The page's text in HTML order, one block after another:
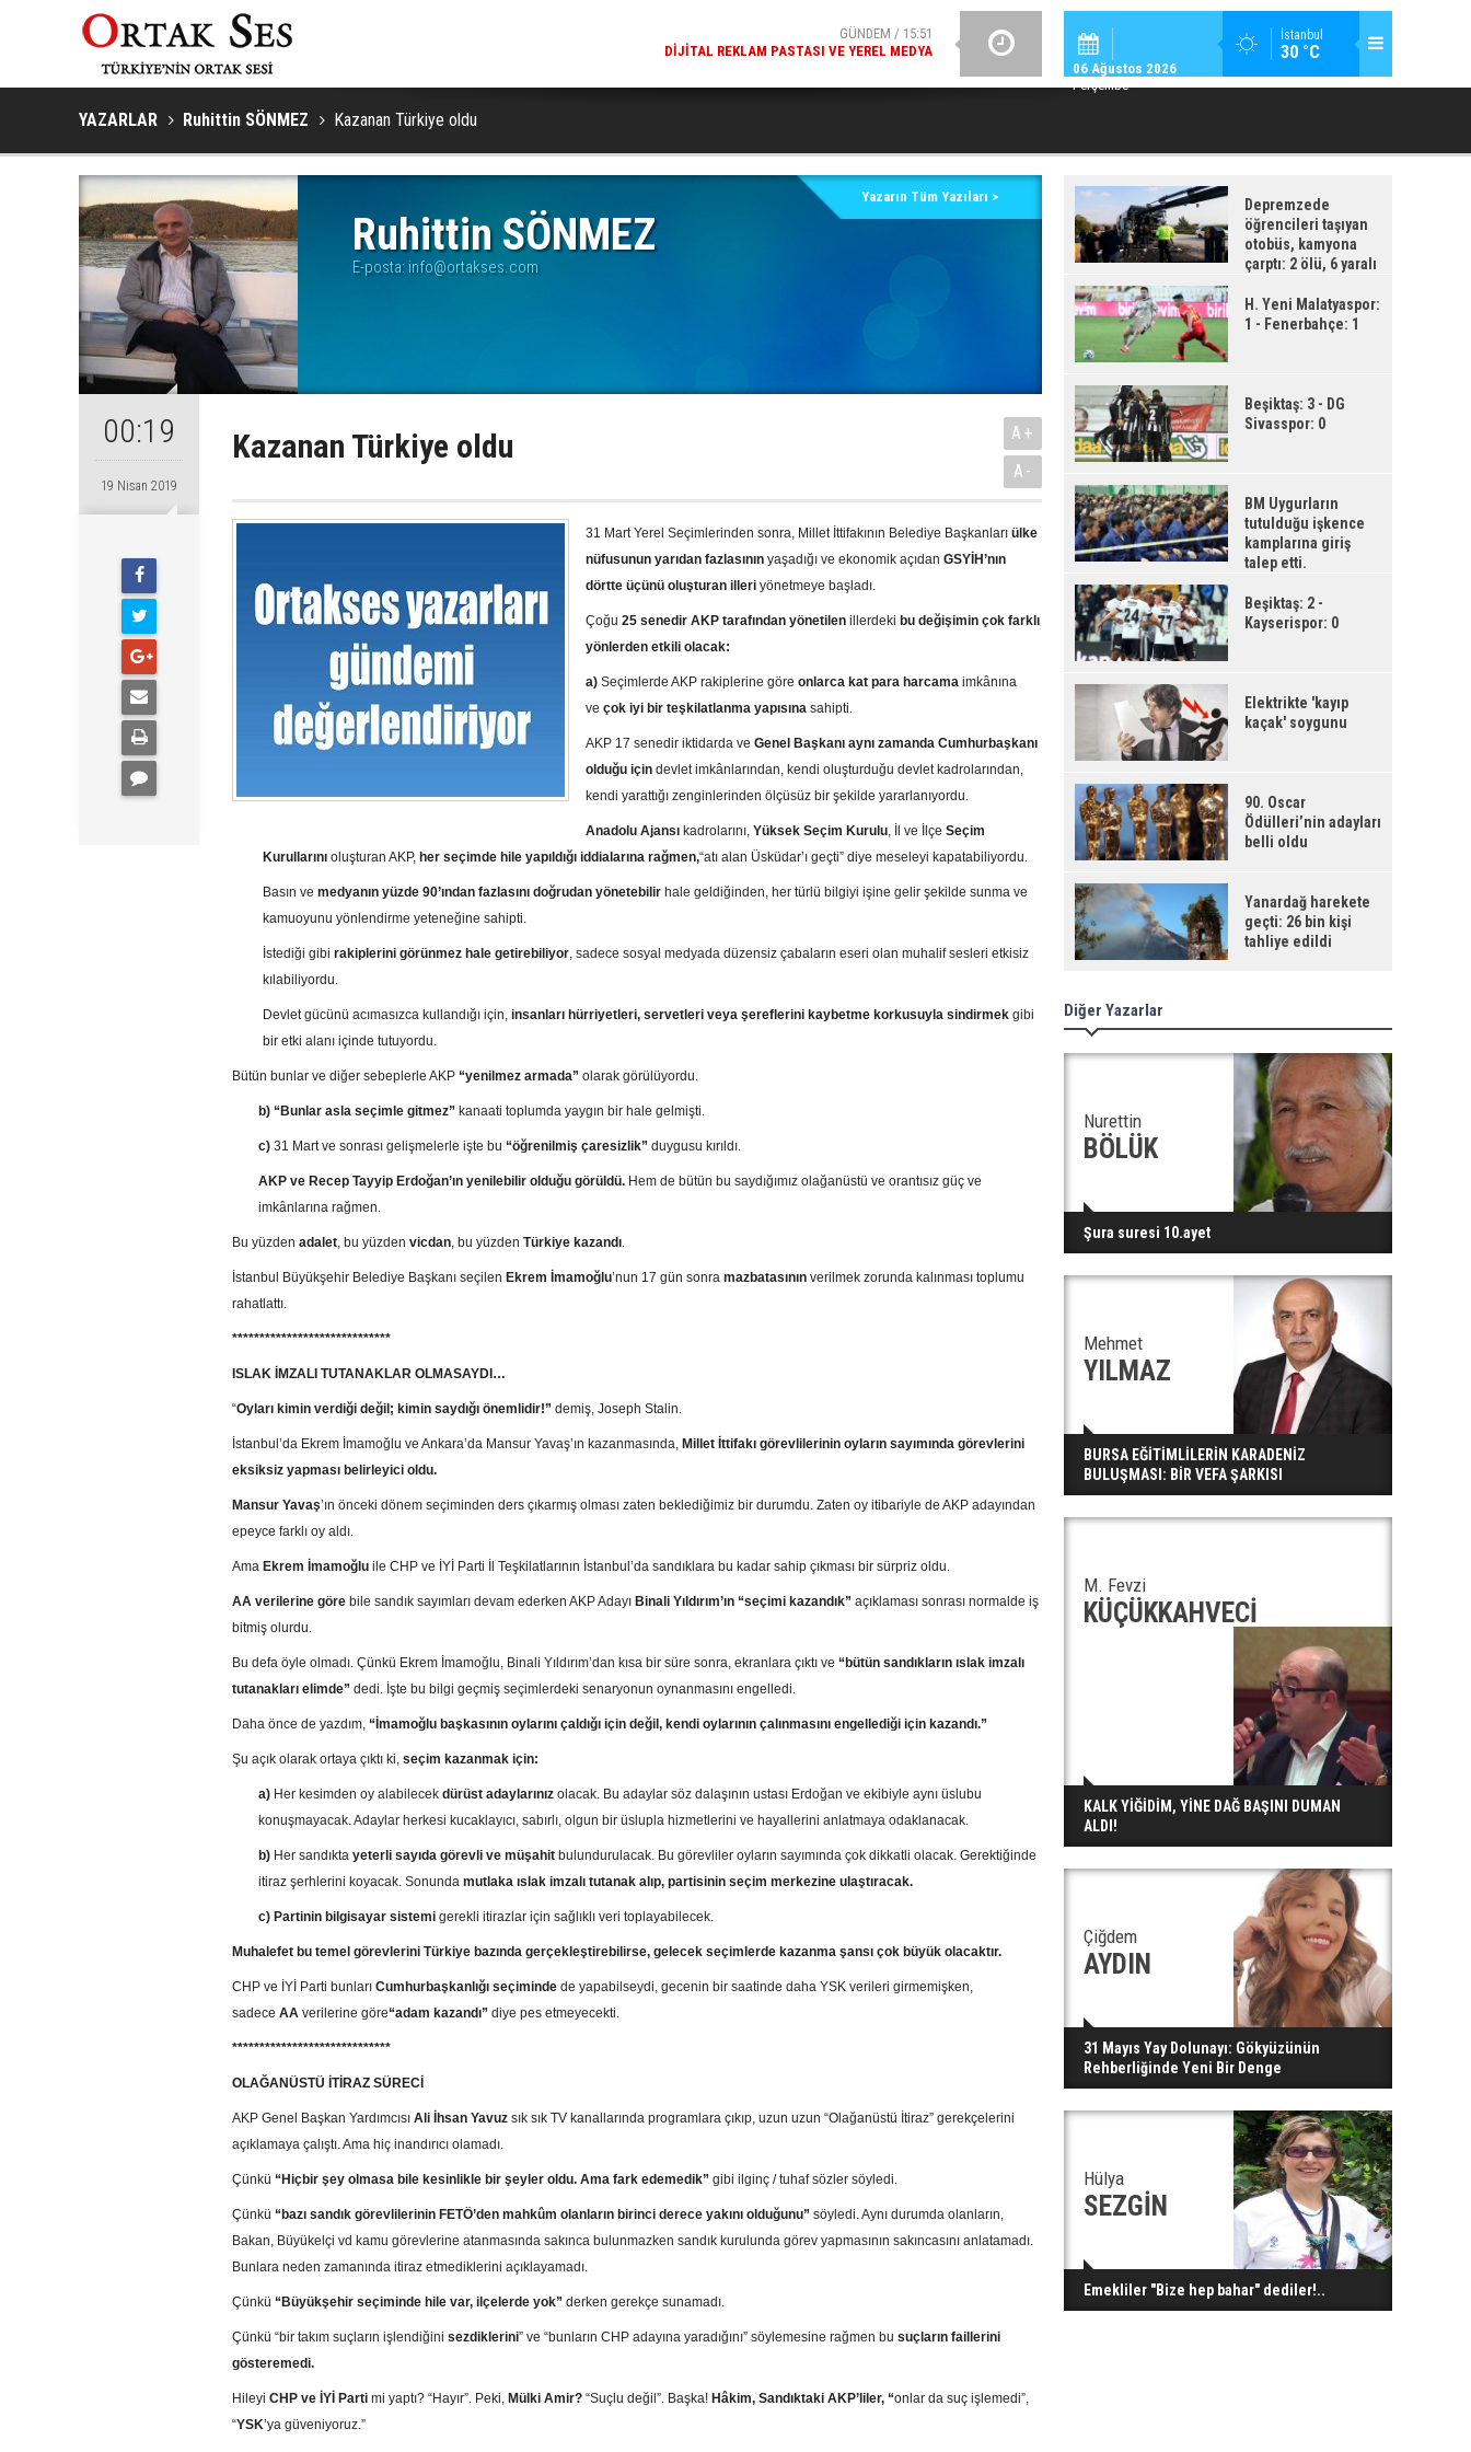
İstanbul
30 °C
06 Ağustos 2026
Perşembe
GENÇLERBIRLIĞI SPOR KULÜBÜNDEN AÇIKLAMA GELDI
YAD’DAN YENIDEN ALEVLENEN “ÇÖZÜM SÜRECI”NE ÇOK SERT
YAZARLAR Ruhittin SÖNMEZ Kazanan Türkiye oldu
Ruhittin SÖNMEZ
E-posta: info@ortakses.com
Yazarın Tüm Yazıları >
00:19
19 Nisan 2019
Kazanan Türkiye oldu
A+
A-
31 Mart Yerel Seçimlerinden sonra, Millet İttifakının Belediye Başkanları ülke
nüfusunun yarıdan fazlasının yaşadığı ve ekonomik açıdan GSYİH’nın
dörtte üçünü oluşturan illeri yönetmeye başladı.
Çoğu 25 senedir AKP tarafından yönetilen illerdeki bu değişimin çok farklı
yönlerden etkili olacak:
a) Seçimlerde AKP rakiplerine göre onlarca kat para harcama imkânına
ve çok iyi bir teşkilatlanma yapısına sahipti.
AKP 17 senedir iktidarda ve Genel Başkanı aynı zamanda Cumhurbaşkanı
olduğu için devlet imkânlarından, kendi oluşturduğu devlet kadrolarından,
kendi yarattığı zenginlerinden ölçüsüz bir şekilde yararlanıyordu.
Anadolu Ajansı kadrolarını, Yüksek Seçim Kurulu, İl ve İlçe Seçim
Kurullarını oluşturan AKP, her seçimde hile yapıldığı iddialarına rağmen,“atı alan Üsküdar’ı geçti” diye meseleyi kapatabiliyordu.
Basın vemedyanın yüzde 90’ından fazlasını doğrudan yönetebilir hale geldiğinden, her türlü bilgiyi işine gelir şekilde sunma ve
kamuoyunu yönlendirme yeteneğine sahipti.
İstediği gibirakiplerini görünmez hale getirebiliyor, sadece sosyal medyada düzensiz çabaların eseri olan muhalif sesleri etkisiz
kılabiliyordu.
Devlet gücünü acımasızca kullandığı için,insanları hürriyetleri, servetleri veya şereflerini kaybetme korkusuyla sindirmek gibi
bir etki alanı içinde tutuyordu.
Bütün bunlar ve diğer sebeplerle AKP “yenilmez armada” olarak görülüyordu.
b) “Bunlar asla seçimle gitmez” kanaati toplumda yaygın bir hale gelmişti.
c) 31 Mart ve sonrası gelişmelerle işte bu “öğrenilmiş çaresizlik” duygusu kırıldı.
AKP ve Recep Tayyip Erdoğan’ın yenilebilir olduğu görüldü. Hem de bütün bu saydığımız olağanüstü ve orantısız güç ve
imkânlarına rağmen.
Bu yüzden adalet, bu yüzden vicdan, bu yüzden Türkiye kazandı.
İstanbul Büyükşehir Belediye Başkanı seçilen Ekrem İmamoğlu’nun 17 gün sonra mazbatasının verilmek zorunda kalınması toplumu
rahatlattı.
*****************************
ISLAK İMZALI TUTANAKLAR OLMASAYDI…
“Oyları kimin verdiği değil; kimin saydığı önemlidir!” demiş, Joseph Stalin.
İstanbul’da Ekrem İmamoğlu ve Ankara’da Mansur Yavaş’ın kazanmasında, Millet İttifakı görevlilerinin oyların sayımında görevlerini
eksiksiz yapması belirleyici oldu.
Mansur Yavaş’ın önceki dönem seçiminden ders çıkarmış olması zaten beklediğimiz bir durumdu. Zaten oy itibariyle de AKP adayından
epeyce farklı oy aldı.
Ama Ekrem İmamoğlu ile CHP ve İYİ Parti İl Teşkilatlarının İstanbul’da sandıklara bu kadar sahip çıkması bir sürpriz oldu.
AA verilerine göre bile sandık sayımları devam ederken AKP Adayı Binali Yıldırım’ın “seçimi kazandık” açıklaması sonrası normalde iş
bitmiş olurdu.
Bu defa öyle olmadı. Çünkü Ekrem İmamoğlu, Binali Yıldırım’dan kısa bir süre sonra, ekranlara çıktı ve “bütün sandıkların ıslak imzalı
tutanakları elimde” dedi. İşte bu bilgi geçmiş seçimlerdeki senaryonun oynanmasını engelledi.
Daha önce de yazdım, “İmamoğlu başkasının oylarını çaldığı için değil, kendi oylarının çalınmasını engellediği için kazandı.”
Şu açık olarak ortaya çıktı ki, seçim kazanmak için:
a) Her kesimden oy alabilecek dürüst adaylarınız olacak. Bu adaylar söz dalaşının ustası Erdoğan ve ekibiyle aynı üslubu
konuşmayacak. Adaylar herkesi kucaklayıcı, sabırlı, olgun bir üslupla hizmetlerini ve hayallerini anlatmaya odaklanacak.
b) Her sandıkta yeterli sayıda görevli ve müşahit bulundurulacak. Bu görevliler oyların sayımında çok dikkatli olacak. Gerektiğinde
itiraz şerhlerini koyacak. Sonunda mutlaka ıslak imzalı tutanak alıp, partisinin seçim merkezine ulaştıracak.
c) Partinin bilgisayar sistemi gerekli itirazlar için sağlıklı veri toplayabilecek.
Muhalefet bu temel görevlerini Türkiye bazında gerçekleştirebilirse, gelecek seçimlerde kazanma şansı çok büyük olacaktır.
CHP ve İYİ Parti bunları Cumhurbaşkanlığı seçiminde de yapabilseydi, gecenin bir saatinde daha YSK verileri girmemişken,
sadece AA verilerine göre“adam kazandı” diye pes etmeyecekti.
*****************************
OLAĞANÜSTÜ İTİRAZ SÜRECİ
AKP Genel Başkan Yardımcısı Ali İhsan Yavuz sık sık TV kanallarında programlara çıkıp, uzun uzun “Olağanüstü İtiraz” gerekçelerini
açıklamaya çalıştı. Ama hiç inandırıcı olamadı.
Çünkü “Hiçbir şey olmasa bile kesinlikle bir şeyler oldu. Ama fark edemedik” gibi ilginç / tuhaf sözler söyledi.
Çünkü “bazı sandık görevlilerinin FETÖ’den mahkûm olanların birinci derece yakını olduğunu” söyledi. Aynı durumda olanların,
Bakan, Büyükelçi vd kamu görevlerine atanmasında sakınca bulunmazken sandık kurulunda görev yapmasının sakıncasını anlatamadı.
Bunlara neden zamanında itiraz etmediklerini açıklayamadı.
Çünkü “Büyükşehir seçiminde hile var, ilçelerde yok” derken gerekçe sunamadı.
Çünkü “bir takım suçların işlendiğini sezdiklerini” ve “bunların CHP adayına yaradığını” söylemesine rağmen bu suçların faillerini
gösteremedi.
Hileyi CHP ve İYİ Parti mi yaptı? “Hayır”. Peki, Mülki Amir? “Suçlu değil”. Başka! Hâkim, Sandıktaki AKP’liler, “onlar da suç işlemedi”,
“YSK’ya güveniyoruz.”
Depremzede
öğrencileri taşıyan
otobüs, kamyona
çarptı: 2 ölü, 6 yaralı
H. Yeni Malatyaspor:
1 - Fenerbahçe: 1
Beşiktaş: 3 - DG
Sivasspor: 0
BM Uygurların
tutulduğu işkence
kamplarına giriş
talep etti.
Beşiktaş: 2 -
Kayserispor: 0
Elektrikte 'kayıp
kaçak' soygunu
90. Oscar
Ödülleri’nin adayları
belli oldu
Yanardağ harekete
geçti: 26 bin kişi
tahliye edildi
Diğer Yazarlar
Nurettin
BÖLÜK
Şura suresi 10.ayet
Mehmet
YILMAZ
BURSA EĞİTİMLİLERİN KARADENİZ
BULUŞMASI: BİR VEFA ŞARKISI
M. Fevzi
KÜÇÜKKAHVECİ
KALK YİĞİDİM, YİNE DAĞ BAŞINI DUMAN
ALDI!
Çiğdem
AYDIN
31 Mayıs Yay Dolunayı: Gökyüzünün
Rehberliğinde Yeni Bir Denge
Hülya
SEZGİN
Emekliler "Bize hep bahar" dediler!..